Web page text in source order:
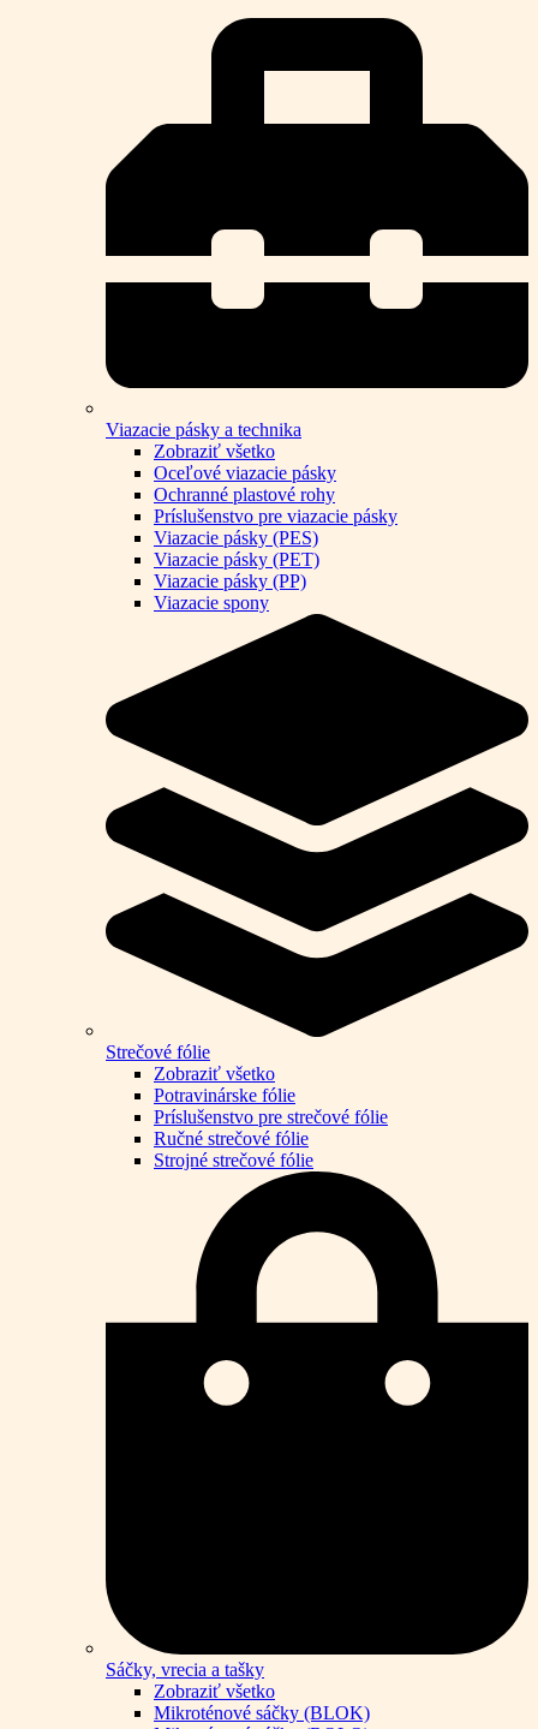
Viazacie pásky a technika
Zobraziť všetko
Oceľové viazacie pásky
Ochranné plastové rohy
Príslušenstvo pre viazacie pásky
Viazacie pásky (PES)
Viazacie pásky (PET)
Viazacie pásky (PP)
Viazacie spony
Strečové fólie
Zobraziť všetko
Potravinárske fólie
Príslušenstvo pre strečové fólie
Ručné strečové fólie
Strojné strečové fólie
Sáčky, vrecia a tašky
Zobraziť všetko
Mikroténové sáčky (BLOK)